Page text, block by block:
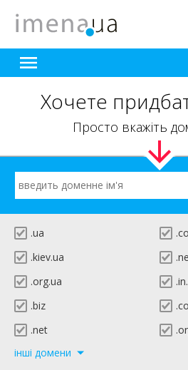
Хочете
Просто вкажіть
.ua
.kiev.ua
.org.ua
.biz
.net
інші домени